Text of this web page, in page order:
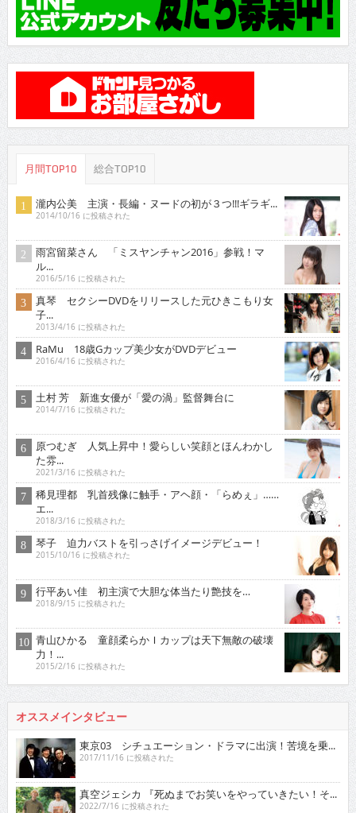
月間TOP10 総合TOP10
瀧内公美 主演・長編・ヌードの初が３つ!!!ギラギ...
2014/10/16 に投稿された
雨宮留菜さん 「ミスヤンチャン2016」参戦！マ
ル...
2016/5/16 に投稿された
真琴 セクシーDVDをリリースした元ひきこもり女
子...
2013/4/16 に投稿された
RaMu 18歳Gカップ美少女がDVDデビュー
2016/4/16 に投稿された
土村 芳 新進女優が「愛の渦」監督舞台に
2014/7/16 に投稿された
原つむぎ 人気上昇中！愛らしい笑顔とほんわかし
た雰...
2021/3/16 に投稿された
稀見理都 乳首残像に触手・アヘ顔・「らめぇ」……
エ...
2018/3/16 に投稿された
琴子 迫力バストを引っさげイメージデビュー！
2015/10/16 に投稿された
行平あい佳 初主演で大胆な体当たり艶技を…
2018/9/15 に投稿された
青山ひかる 童顔柔らかＩカップは天下無敵の破壊
力！...
2015/2/16 に投稿された
オススメインタビュー
東京03 シチュエーション・ドラマに出演！苦境を乗...
2017/11/16 に投稿された
真空ジェシカ 『死ぬまでお笑いをやっていきたい！そ...
2022/7/16 に投稿された